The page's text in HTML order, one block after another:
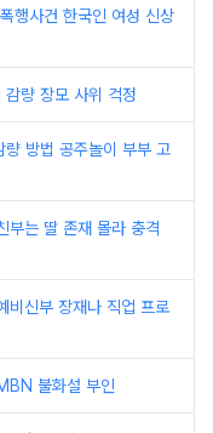
행사건 한국인 여성 신상
량 장모 사위 걱정
방법 공주놀이 부부 고
부는 딸 존재 몰라 충격
비신부 장재나 직업 프로
불화설 부인